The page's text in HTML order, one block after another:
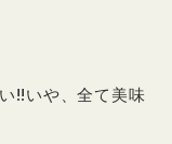
!!いや、全て美味